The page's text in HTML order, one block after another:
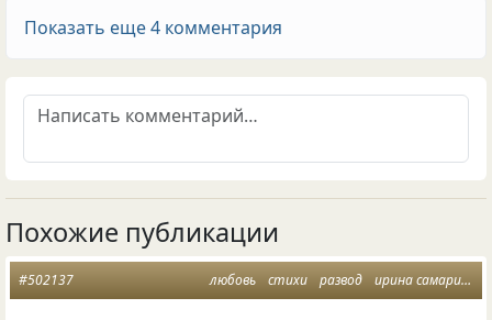
Показать еще 4 комментария
Похожие публикации
любовь стихи развод ирина самарина
#502137